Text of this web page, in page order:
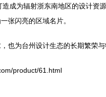
成为辐射浙东南地区的设计资
张闪亮的区域名片。
也为台州设计生态的长期繁荣与
product/61.html